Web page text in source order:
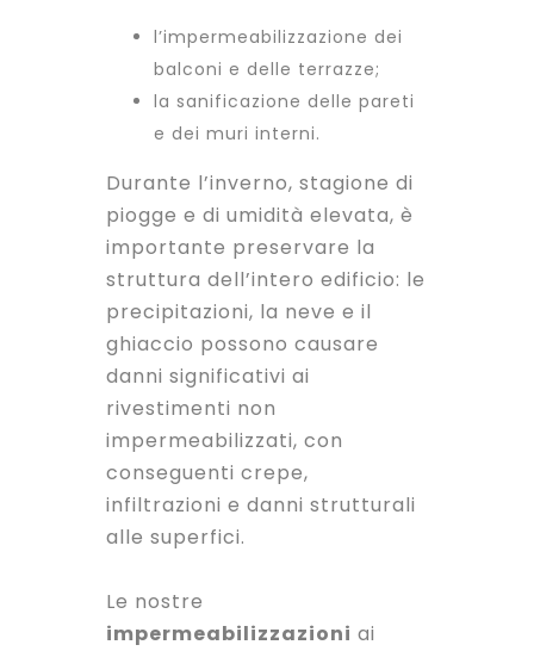
l’impermeabilizzazione dei
balconi e delle terrazze;
la sanificazione delle pareti
e dei muri interni.
Durante l’inverno, stagione di
piogge e di umidità elevata, è
importante preservare la
struttura dell’intero edificio: le
precipitazioni, la neve e il
ghiaccio possono causare
danni significativi ai
rivestimenti non
impermeabilizzati, con
conseguenti crepe,
infiltrazioni e danni strutturali
alle superfici.
Le nostre
impermeabilizzazioni ai